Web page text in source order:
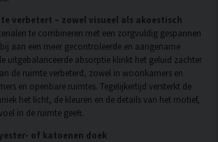
verbetert – zowel visueel als akoestisch
te combineren met een zorgvuldig gespannen
aan een meer gecontroleerde en aangename
uitgebalanceerde absorptie klinkt het geluid zachter
de ruimte verbeterd, zowel in woonkamers en
en openbare ruimtes. Tegelijkertijd versterkt de
het licht, de kleuren en de details van het motief,
in de ruimte geeft.
of katoenen doek